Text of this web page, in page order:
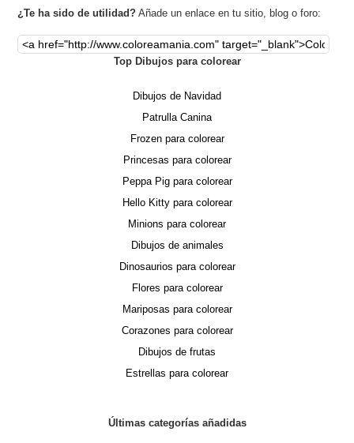
¿Te ha sido de utilidad? Añade un enlace en tu sitio, blog o foro:
Top Dibujos para colorear
Dibujos de Navidad
Patrulla Canina
Frozen para colorear
Princesas para colorear
Peppa Pig para colorear
Hello Kitty para colorear
Minions para colorear
Dibujos de animales
Dinosaurios para colorear
Flores para colorear
Mariposas para colorear
Corazones para colorear
Dibujos de frutas
Estrellas para colorear
Últimas categorías añadidas